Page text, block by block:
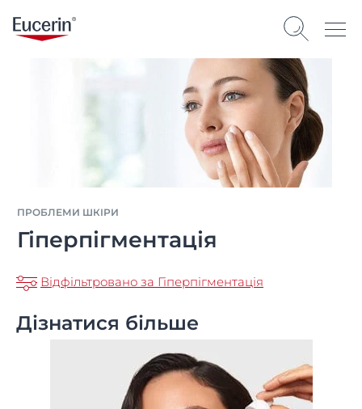
ПРОБЛЕМИ ШКІРИ
Гіперпігментація
Відфільтровано за Гіперпігментація
Дізнатися більше